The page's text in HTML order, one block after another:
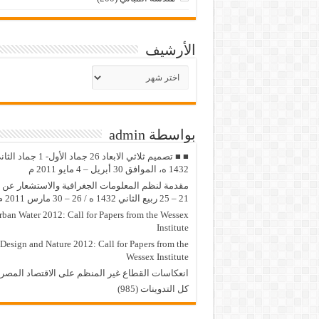
الأرشيف
بواسطة admin
■ ■ تصميم ثلاثي الابعاد 26 جماد الأول- 1
1432 ه، الموافق 30 أبريل – 4 مايو 2011 م
مقدمة لنظم المعلومات الجغرافية والاستشعار عن
21 – 25 ربيع الثاني 1432 ه / 26 – 30 مارس 2011 م
Water 2012: Call for Papers from the Wessex
Institute
Design and Nature 2012: Call for Papers from the
Wessex Institute‏
انعكاسات القطاع غير المنظم على الاقتصاد
كل التدوينات (985)